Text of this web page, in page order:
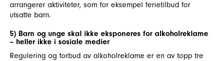
arrangerer aktiviteter, som for eksempel ferietilbud for
utsatte barn.
5) Barn og unge skal ikke eksponeres for alkoholreklame
– heller ikke i sosiale medier
Regulering og forbud av alkoholreklame er en av topp tre